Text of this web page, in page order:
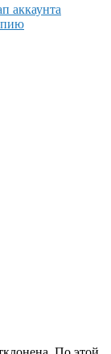
аккаунта